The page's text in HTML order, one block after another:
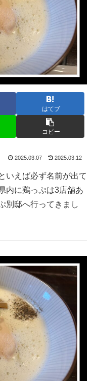
はてブ
コピー
2025.03.07 2025.03.12
いえば必ず名前が出て
内に鶏っぷは3店舗あ
別邸へ行ってきまし